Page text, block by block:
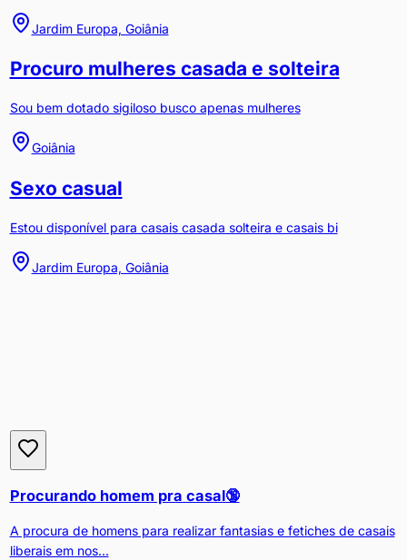
Jardim Europa, Goiânia
Procuro mulheres casada e solteira
Sou bem dotado sigiloso busco apenas mulheres
Goiânia
Sexo casual
Estou disponível para casais casada solteira e casais bi
Jardim Europa, Goiânia
Procurando homem pra casal🔞
A procura de homens para realizar fantasias e fetiches de casais
liberais em nos...